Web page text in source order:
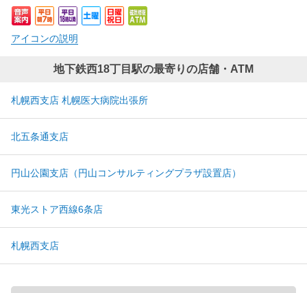
アイコンの説明
地下鉄西18丁目駅の最寄りの店舗・ATM
札幌西支店 札幌医大病院出張所
北五条通支店
円山公園支店（円山コンサルティングプラザ設置店）
東光ストア西線6条店
札幌西支店